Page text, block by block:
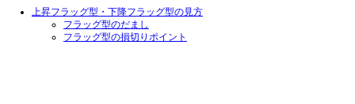
上昇フラッグ型・下降フラッグ型の見方
フラッグ型のだまし
フラッグ型の損切りポイント